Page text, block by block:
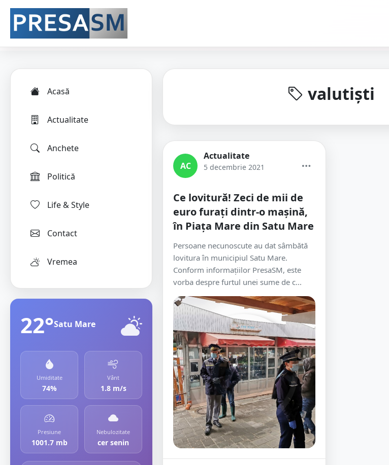
Acasă
Actualitate
Anchete
Politică
Life & Style
Contact
Vremea
22°Satu Mare
Umiditate
74%
Vânt
1.8 m/s
Presiune
1001.7 mb
Nebulozitate
cer senin
valutiști
AC
Actualitate
5 decembrie 2021
Ce lovitură! Zeci de mii de
euro furați dintr-o mașină,
în Piața Mare din Satu Mare
Persoane necunoscute au dat sâmbătă
lovitura în municipiul Satu Mare.
Conform informațiilor PresaSM, este
vorba despre furtul unei sume de c...